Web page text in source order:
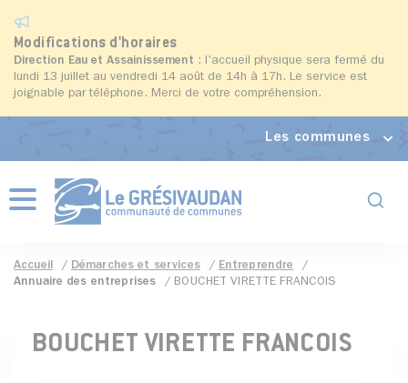
Modifications d'horaires
Direction Eau et Assainissement : l'accueil physique sera fermé du
lundi 13 juillet au vendredi 14 août de 14h à 17h. Le service est
joignable par téléphone. Merci de votre compréhension.
Les communes
Menu
Accueil Démarches et services
Entreprendre
Annuaire des entreprises
BOUCHET VIRETTE FRANCOIS
BOUCHET VIRETTE FRANCOIS